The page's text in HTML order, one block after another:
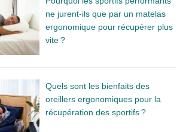
ne jurent-ils que par un matelas
ergonomique pour récupérer plus
vite ?
Quels sont les bienfaits des
oreillers ergonomiques pour la
récupération des sportifs ?